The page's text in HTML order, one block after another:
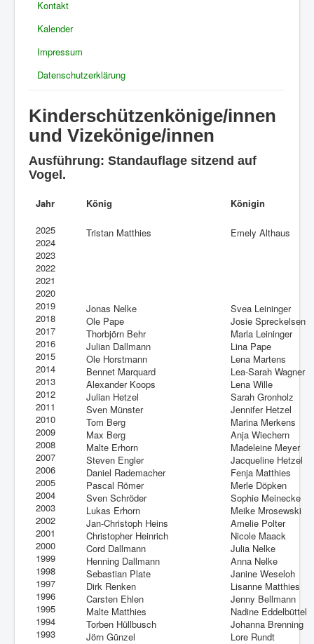
Kontakt
Kalender
Impressum
Datenschutzerklärung
Kinderschützenkönige/innen
und Vizekönige/innen
Ausführung: Standauflage sitzend auf
Vogel.
Jahr König
Königin
2025
2024
2023
2022
2021
2020
2019
2018
2017
2016
2015
2014
2013
2012
2011
2010
2009
2008
2007
2006
2005
2004
2003
2002
2001
2000
1999
1998
1997
1996
1995
1994
1993
Tristan Matthies
Jonas Nelke
Ole Pape
Thorbjörn Behr
Julian Dallmann
Ole Horstmann
Bennet Marquard
Alexander Koops
Julian Hetzel
Sven Münster
Tom Berg
Max Berg
Malte Erhorn
Steven Engler
Daniel Rademacher
Pascal Römer
Sven Schröder
Lukas Erhorn
Jan-Christoph Heins
Christopher Heinrich
Cord Dallmann
Henning Dallmann
Sebastian Plate
Dirk Renken
Carsten Ehlen
Malte Matthies
Torben Hüllbusch
Jörn Günzel
Emely Althaus
Svea Leininger
Josie Spreckelsen
Marla Leininger
Lina Pape
Lena Martens
Lea-Sarah Wagner
Lena Wille
Sarah Gronholz
Jennifer Hetzel
Marina Merkens
Anja Wiechern
Madeleine Meyer
Jacqueline Hetzel
Fenja Matthies
Merle Döpken
Sophie Meinecke
Meike Mrosewski
Amelie Polter
Nicole Maack
Julia Nelke
Anna Nelke
Janine Weseloh
Lisanne Matthies
Jenny Bellmann
Nadine Eddelbüttel
Johanna Brenning
Lore Rundt